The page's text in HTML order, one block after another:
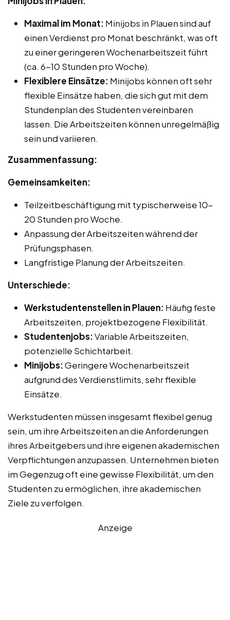
Maximal im Monat: Minijobs in Plauen sind auf
einen Verdienst pro Monat beschränkt, was oft
zu einer geringeren Wochenarbeitszeit führt
(ca. 6-10 Stunden pro Woche).
Flexiblere Einsätze: Minijobs können oft sehr
flexible Einsätze haben, die sich gut mit dem
Stundenplan des Studenten vereinbaren
lassen. Die Arbeitszeiten können unregelmäßig
sein und variieren.
Zusammenfassung:
Gemeinsamkeiten:
Teilzeitbeschäftigung mit typischerweise 10-
20 Stunden pro Woche.
Anpassung der Arbeitszeiten während der
Prüfungsphasen.
Langfristige Planung der Arbeitszeiten.
Unterschiede:
Werkstudentenstellen in Plauen: Häufig feste
Arbeitszeiten, projektbezogene Flexibilität.
Studentenjobs:Variable Arbeitszeiten,
potenzielle Schichtarbeit.
Minijobs:Geringere Wochenarbeitszeit
aufgrund des Verdienstlimits, sehr flexible
Einsätze.
Werkstudenten müssen insgesamt flexibel genug
sein, um ihre Arbeitszeiten an die Anforderungen
ihres Arbeitgebers und ihre eigenen akademischen
Verpflichtungen anzupassen. Unternehmen bieten
im Gegenzug oft eine gewisse Flexibilität, um den
Studenten zu ermöglichen, ihre akademischen
Ziele zu verfolgen.
Anzeige